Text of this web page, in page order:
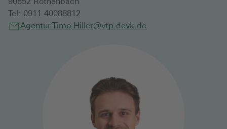
90552 Röthenbach
Tel: 0911 40088812
Agentur-Timo-Hiller@vtp.devk.de